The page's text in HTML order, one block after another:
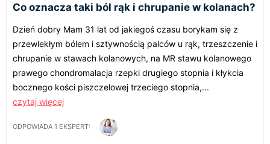
Co oznacza taki ból rąk i chrupanie w kolanach?
Dzień dobry Mam 31 lat od jakiegoś czasu borykam się z
przewlekłym bólem i sztywnością palców u rąk, trzeszczenie i
chrupanie w stawach kolanowych, na MR stawu kolanowego
prawego chondromalacja rzepki drugiego stopnia i kłykcia
bocznego kości piszczelowej trzeciego stopnia,...
czytaj więcej
ODPOWIADA 1 EKSPERT: